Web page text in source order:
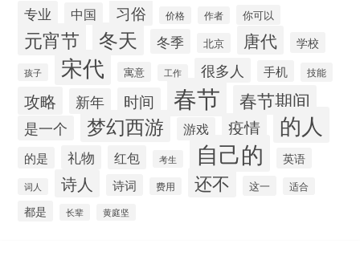
专业 中国 习俗 价格 作者 你可以
元宵节 冬天 冬季 北京 唐代 学校
孩子 宋代 寓意 工作 很多人 手机 技能
攻略 新年 时间 春节 春节期间
是一个 梦幻西游 游戏 疫情 的人
的是 礼物 红包 考生 自己的 英语
词人 诗人 诗词 费用 还不 这一 适合
都是 长辈 黄庭坚